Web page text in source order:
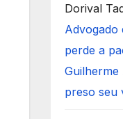
Dorival
Advogado
perde a
Guilherme
preso seu